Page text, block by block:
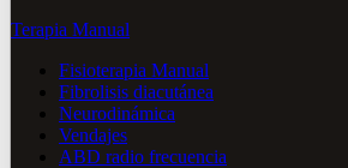
Terapia Manual
Fisioterapia Manual
Fibrolisis diacutánea
Neurodinámica
Vendajes
ABD radio frecuencia